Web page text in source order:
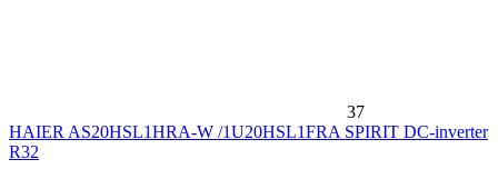
37
HAIER AS20HSL1HRA-W /1U20HSL1FRA SPIRIT DC-inverter
R32